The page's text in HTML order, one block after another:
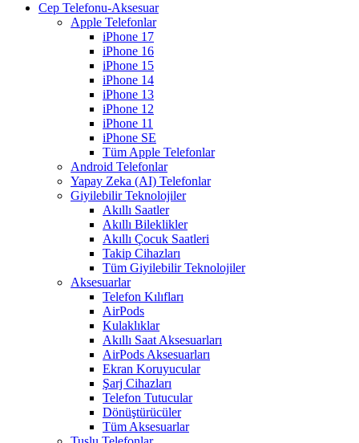
Cep Telefonu-Aksesuar
Apple Telefonlar
iPhone 17
iPhone 16
iPhone 15
iPhone 14
iPhone 13
iPhone 12
iPhone 11
iPhone SE
Tüm Apple Telefonlar
Android Telefonlar
Yapay Zeka (AI) Telefonlar
Giyilebilir Teknolojiler
Akıllı Saatler
Akıllı Bileklikler
Akıllı Çocuk Saatleri
Takip Cihazları
Tüm Giyilebilir Teknolojiler
Aksesuarlar
Telefon Kılıfları
AirPods
Kulaklıklar
Akıllı Saat Aksesuarları
AirPods Aksesuarları
Ekran Koruyucular
Şarj Cihazları
Telefon Tutucular
Dönüştürücüler
Tüm Aksesuarlar